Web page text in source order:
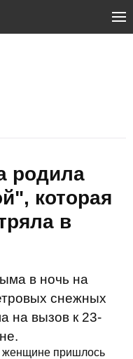
родила
которая
в
в ночь на
снежных
на вызов к 23-
женщине пришлось